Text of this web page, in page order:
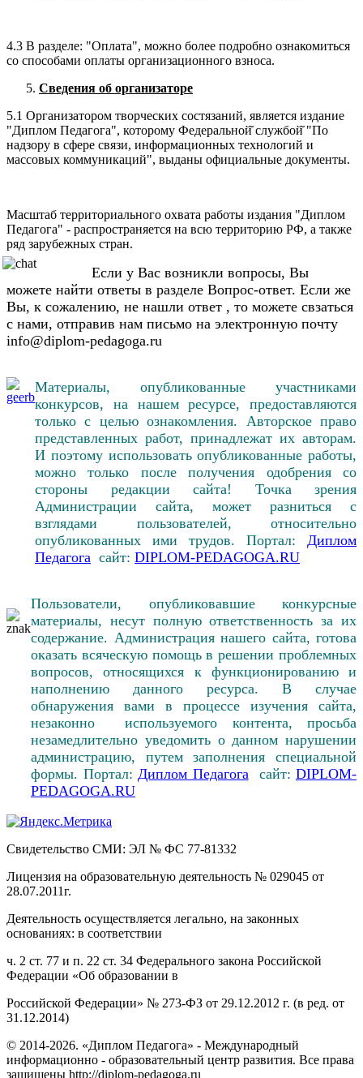
4.3 В разделе: "Оплата", можно более подробно ознакомиться
со способами оплаты организационного взноса.
Сведения об организаторе
5.1 Организатором творческих состязаний, является издание
"Диплом Педагога", которому Федеральной̆ службой̆ "По
надзору в сфере связи, информационных технологий и
массовых коммуникаций", выданы официальные документы.
Масштаб территориального охвата работы издания "Диплом
Педагога" - распространяется на всю территорию РФ, а также
ряд зарубежных стран.
Если у Вас возникли вопросы, Вы
можете найти ответы в разделе Вопрос-ответ. Если же
Вы, к сожалению, не нашли ответ , то можете свзаться
с нами, отправив нам письмо на электронную почту
info@diplom-pedagoga.ru
Материалы, опубликованные участниками
конкурсов, на нашем ресурсе, предоставляются
только с целью ознакомления. Авторское право
представленных работ, принадлежат их авторам.
И поэтому использовать опубликованные работы,
можно только после получения одобрения со
стороны редакции сайта! Точка зрения
Администрации сайта, может разниться с
взглядами пользователей, относительно
опубликованных ими трудов. Портал: Диплом
Педагога сайт: DIPLOM-PEDAGOGA.RU
Пользователи, опубликовавшие конкурсные
материалы, несут полную ответственность за их
содержание. Администрация нашего сайта, готова
оказать всяческую помощь в решении проблемных
вопросов, относящихся к функционированию и
наполнению данного ресурса. В случае
обнаружения вами в процессе изучения сайта,
незаконно используемого контента, просьба
незамедлительно уведомить о данном нарушении
администрацию, путем заполнения специальной
формы. Портал: Диплом Педагога сайт: DIPLOM-
PEDAGOGA.RU
Свидетельство СМИ: ЭЛ № ФС 77-81332
Лицензия на образовательную деятельность № 029045 от
28.07.2011г.
Деятельность осуществляется легально, на законных
основаниях: в соответствии
ч. 2 ст. 77 и п. 22 ст. 34 Федерального закона Российской
Федерации «Об образовании в
Российской Федерации» № 273-ФЗ от 29.12.2012 г. (в ред. от
31.12.2014)
© 2014-2026. «Диплом Педагога» - Международный
информационно - образовательный центр развития. Все права
защищены http://diplom-pedagoga.ru